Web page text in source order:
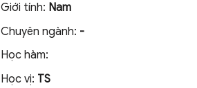
Giới tính: Nam
Chuyên ngành: -
Học hàm:
Học vị: TS